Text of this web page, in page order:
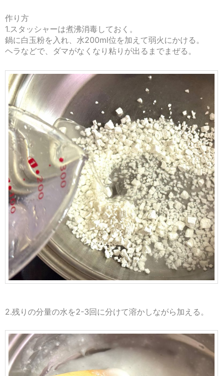
作り方
1.スタッシャーは煮沸消毒しておく。
鍋に白玉粉を入れ、水200ml位を加えて弱火にかける。
ヘラなどで、ダマがなくなり粘りが出るまでまぜる。
2.残りの分量の水を2-3回に分けて溶かしながら加える。